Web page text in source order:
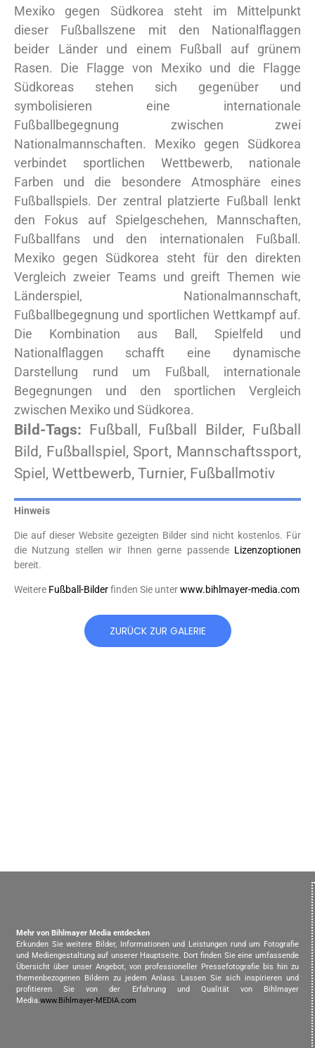
Mexiko gegen Südkorea steht im Mittelpunkt
dieser Fußballszene mit den Nationalflaggen
beider Länder und einem Fußball auf grünem
Rasen. Die Flagge von Mexiko und die Flagge
Südkoreas stehen sich gegenüber und
symbolisieren eine internationale
Fußballbegegnung zwischen zwei
Nationalmannschaften. Mexiko gegen Südkorea
verbindet sportlichen Wettbewerb, nationale
Farben und die besondere Atmosphäre eines
Fußballspiels. Der zentral platzierte Fußball lenkt
den Fokus auf Spielgeschehen, Mannschaften,
Fußballfans und den internationalen Fußball.
Mexiko gegen Südkorea steht für den direkten
Vergleich zweier Teams und greift Themen wie
Länderspiel, Nationalmannschaft,
Fußballbegegnung und sportlichen Wettkampf auf.
Die Kombination aus Ball, Spielfeld und
Nationalflaggen schafft eine dynamische
Darstellung rund um Fußball, internationale
Begegnungen und den sportlichen Vergleich
zwischen Mexiko und Südkorea.
Bild-Tags: Fußball, Fußball Bilder, Fußball
Bild, Fußballspiel, Sport, Mannschaftssport,
Spiel, Wettbewerb, Turnier, Fußballmotiv
Hinweis
Die auf dieser Website gezeigten Bilder sind nicht kostenlos. Für
die Nutzung stellen wir Ihnen gerne passende Lizenzoptionen
bereit.
Weitere Fußball-Bilderfinden Sie unterwww.bihlmayer-media.com
ZURÜCK ZUR GALERIE
Mehr von Bihlmayer Media entdecken
Erkunden Sie weitere Bilder, Informationen und Leistungen rund um Fotografie
und Mediengestaltung auf unserer Hauptseite. Dort finden Sie eine umfassende
Übersicht über unser Angebot, von professioneller Pressefotografie bis hin zu
themenbezogenen Bildern zu jedem Anlass. Lassen Sie sich inspirieren und
profitieren Sie von der Erfahrung und Qualität von Bihlmayer
Media.www.Bihlmayer-MEDIA.com